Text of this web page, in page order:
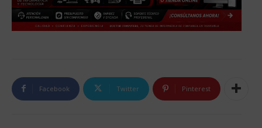
Facebook Twitter Pinterest